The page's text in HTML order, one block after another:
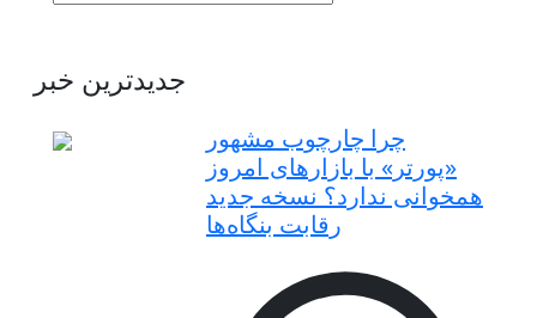
جدیدترین خبر
چرا چارچوب مشهور
«پورتر» با بازارهای امروز
همخوانی ندارد؟ نسخه جدید
رقابت‌ بنگاه‌ها